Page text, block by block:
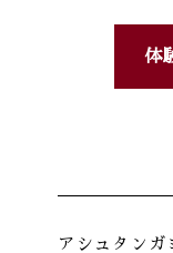
体
アシュタンガ